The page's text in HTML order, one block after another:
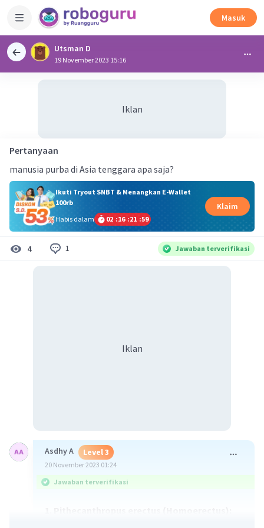
Masuk
Utsman D
19 November 2023 15:16
Iklan
Pertanyaan
manusia purba di Asia tenggara apa saja?
Ikuti Tryout SNBT & Menangkan E-Wallet
100rb
Habis dalam
02 :16 :21 :59
Klaim
4 1 Jawaban terverifikasi
Iklan
Asdhy A Level 3
20 November 2023 01:24
Jawaban terverifikasi